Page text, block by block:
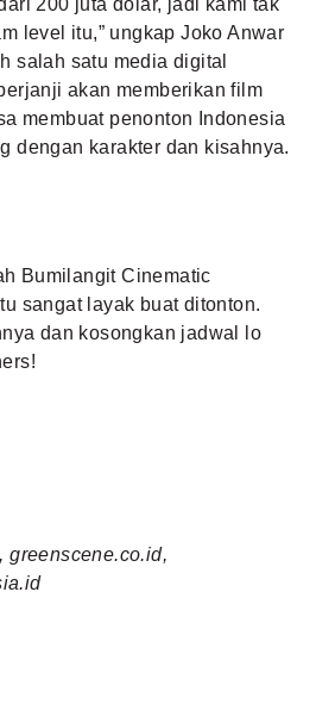
200 juta dolar, jadi kami tak
level itu,” ungkap Joko Anwar
salah satu media digital
akan memberikan film
membuat penonton Indonesia
dengan karakter dan kisahnya.
Bumilangit Cinematic
sangat layak buat ditonton.
dan kosongkan jadwal lo
greenscene.co.id,